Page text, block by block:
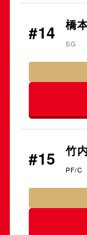
#14 橋
SG
#15 竹
PF/C